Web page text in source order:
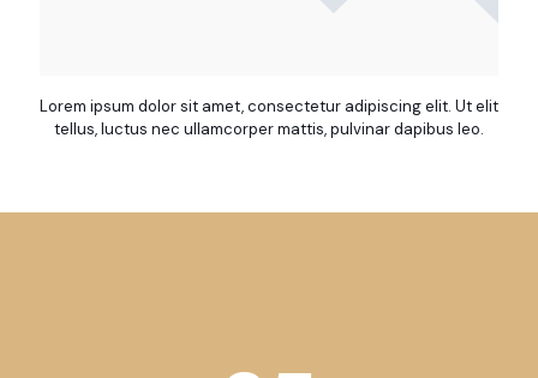
Lorem ipsum dolor sit amet, consectetur adipiscing elit. Ut elit
tellus, luctus nec ullamcorper mattis, pulvinar dapibus leo.